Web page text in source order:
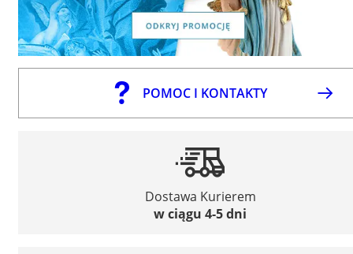
POMOC I KONTAKTY
Dostawa Kurierem
w ciągu 4-5 dni